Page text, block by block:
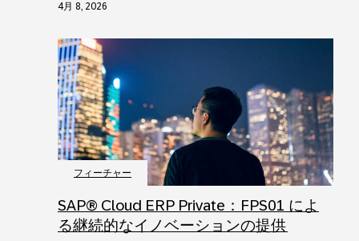
4月 8, 2026
フィーチャー
SAP® Cloud ERP Private：FPS01 によ
る継続的なイノベーションの提供